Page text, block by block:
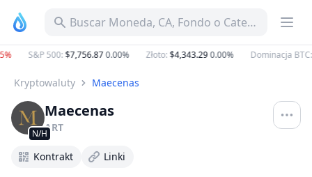
Buscar Moneda, CA, Fondo o Categoría
S&P 500:$7,756.870.00% Złoto:$4,343.290.00% Dominacja BTC:
Kryptowaluty Maecenas
N/H
Maecenas
ART
Kontrakt Linki